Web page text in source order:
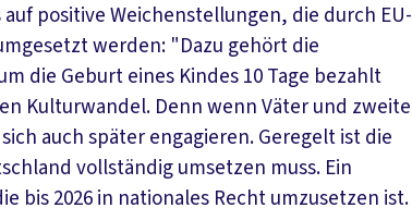
positive Weichenstellungen, die durch EU-
werden: "Dazu gehört die
die Geburt eines Kindes 10 Tage bezahlt
Kulturwandel. Denn wenn Väter und zweite
auch später engagieren. Geregelt ist die
vollständig umsetzen muss. Ein
bis 2026 in nationales Recht umzusetzen ist.